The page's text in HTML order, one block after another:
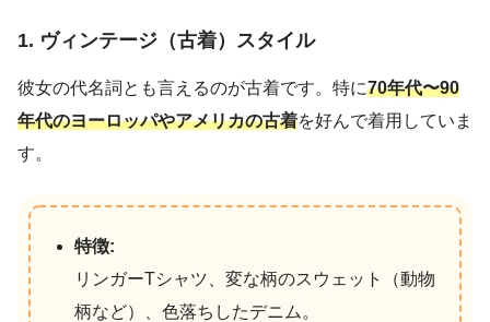
1. ヴィンテージ（古着）スタイル
彼女の代名詞とも言えるのが古着です。特に70年代〜90
年代のヨーロッパやアメリカの古着を好んで着用していま
す。
特徴:
リンガーTシャツ、変な柄のスウェット（動物
柄など）、色落ちしたデニム。